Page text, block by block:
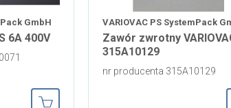
GmbH
6A 400V
VARIOVAC PS SystemPack
Zawór zwrotny
315A10129
nr producenta 315A10129